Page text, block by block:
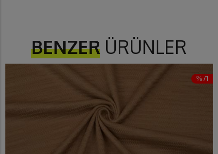
BENZER ÜRÜNLER
%71